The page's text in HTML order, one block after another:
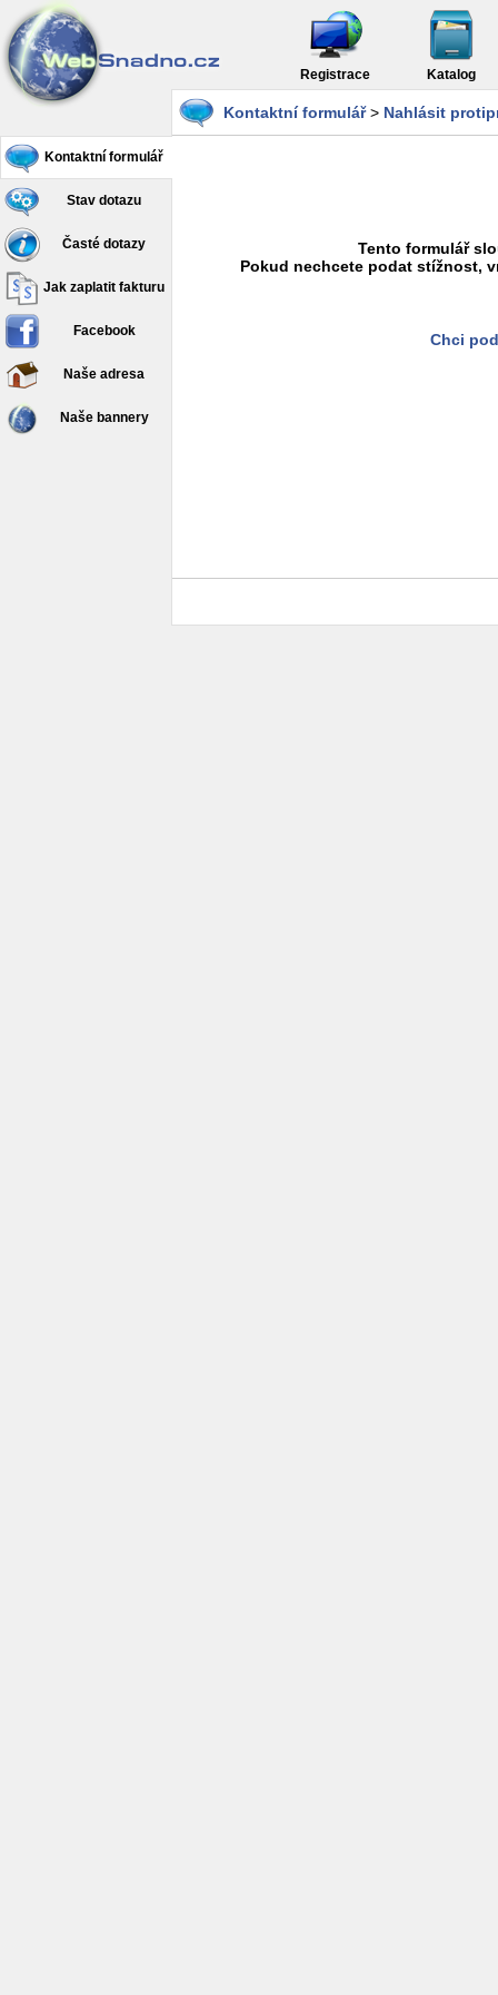
Registrace Katalog
Kontaktní formulář
Stav dotazu
Časté dotazy
Jak zaplatit fakturu
Facebook
Naše adresa
Naše bannery
Kontaktní formulář> Nahlásit
Tento formulář
Pokud nechcete podat stížnost,
Chci